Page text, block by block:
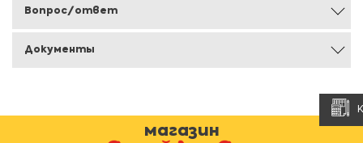
Вопрос/ответ
Документы
магазин